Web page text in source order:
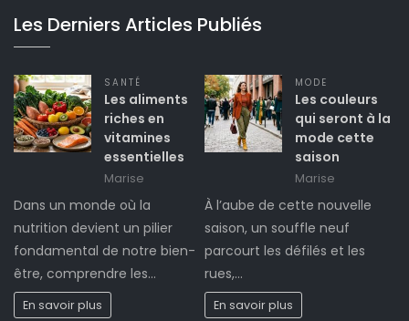
Les Derniers Articles Publiés
SANTÉ
Les aliments
riches en
vitamines
essentielles
Marise
Dans un monde où la
nutrition devient un pilier
fondamental de notre bien-
être, comprendre les…
En savoir plus
MODE
Les couleurs
qui seront à la
mode cette
saison
Marise
À l’aube de cette nouvelle
saison, un souffle neuf
parcourt les défilés et les
rues,…
En savoir plus